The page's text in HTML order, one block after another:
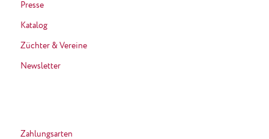
Presse
Katalog
Züchter & Vereine
Newsletter
Zahlungsarten